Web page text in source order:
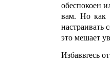
обеспокоен
вам. Но как
настраивать
это мешает
Избавьтесь